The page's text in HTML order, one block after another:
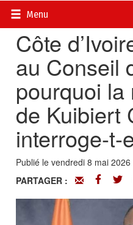
Menu
Accueil>
Côte
au Conseil
pourquoi la
de Kuibiert
interroge-t-
Publié le vendredi 8 mai
PARTAGER :